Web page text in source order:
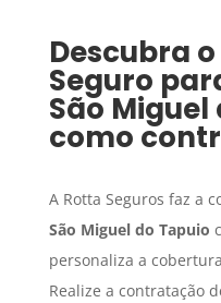
Descubra
Seguro
São Miguel
como
A Rotta Seguros faz a
São Miguel do Tapuio
personaliza a
Realize a contratação